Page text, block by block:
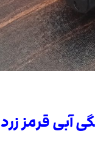
آبی قرمز زرد